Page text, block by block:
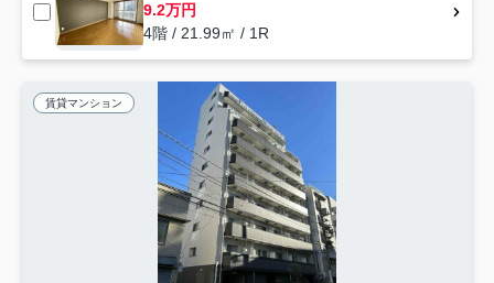
9.2万円
4階 / 21.99㎡ / 1R
賃貸マンション